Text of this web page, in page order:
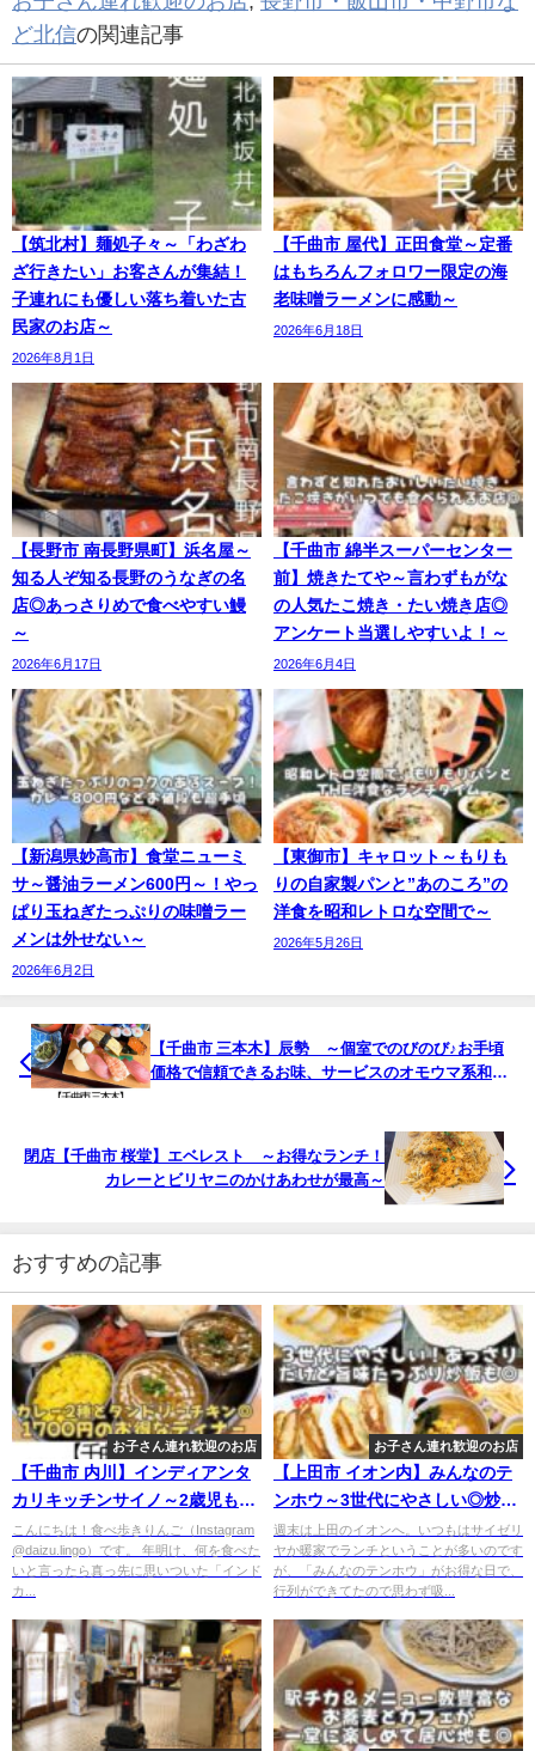
ど北信の関連記事
【筑北村】麺処子々～「わざわ
ざ行きたい」お客さんが集結！
子連れにも優しい落ち着いた古
民家のお店～
2026年8月1日
【千曲市 屋代】正田食堂～定番
はもちろんフォロワー限定の海
老味噌ラーメンに感動～
2026年6月18日
【長野市 南長野県町】浜名屋～
知る人ぞ知る長野のうなぎの名
店◎あっさりめで食べやすい鰻
～
2026年6月17日
【千曲市 綿半スーパーセンター
前】焼きたてや～言わずもがな
の人気たこ焼き・たい焼き店◎
アンケート当選しやすいよ！～
2026年6月4日
【新潟県妙高市】食堂ニューミ
サ～醤油ラーメン600円～！やっ
ぱり玉ねぎたっぷりの味噌ラー
メンは外せない～
2026年6月2日
【東御市】キャロット～もりも
りの自家製パンと”あのころ”の
洋食を昭和レトロな空間で～
2026年5月26日
【千曲市 三本木】辰勢 ～個室でのびのび♪お手頃
価格で信頼できるお味、サービスのオモウマ系和食
閉店【千曲市 桜堂】エベレスト ～お得なランチ！
カレーとビリヤニのかけあわせが最高～
おすすめの記事
お子さん連れ歓迎のお店
【千曲市 内川】インディアンタ
カリキッチンサイノ～2歳児も大
喜び！お米料理も超おすすめ～
こんにちは！食べ歩きりんご（Instagram
@daizu.lingo）です。 年明け、何を食べた
いと言ったら真っ先に思いついた「インド
カ...
お子さん連れ歓迎のお店
【上田市 イオン内】みんなのテ
ンホウ～3世代にやさしい◎炒飯
がとくにおすすめ～
週末は上田のイオンへ。いつもはサイゼリ
ヤか暖家でランチということが多いのです
が、「みんなのテンホウ」がお得な日で、
行列ができてたので思わず吸...